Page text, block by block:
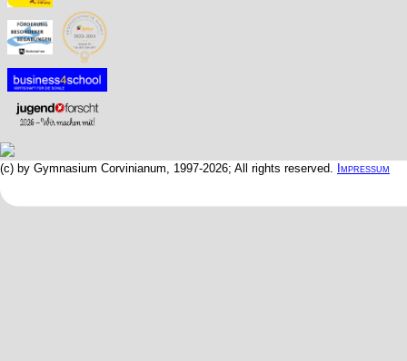
(c) by Gymnasium Corvinianum, 1997-2026; All rights reserved. Impressum